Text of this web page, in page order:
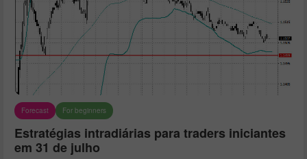
Forecast For beginners
Estratégias intradiárias para traders iniciantes
em 31 de julho